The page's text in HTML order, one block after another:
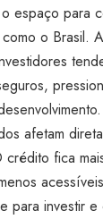
espaço para
o Brasil.
afetam
fica
para investir e